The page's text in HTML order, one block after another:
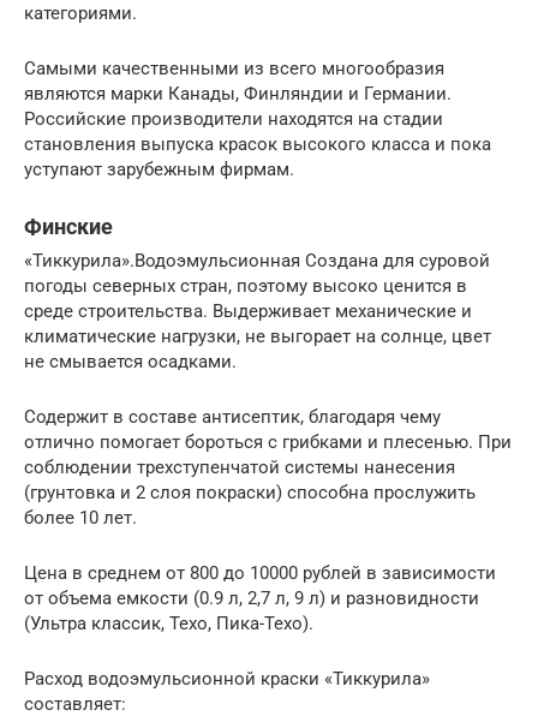
категориями.
Самыми качественными из всего многообразия
являются марки Канады, Финляндии и Германии.
Российские производители находятся на стадии
становления выпуска красок высокого класса и пока
уступают зарубежным фирмам.
Финские
«Тиккурила».Водоэмульсионная Создана для суровой
погоды северных стран, поэтому высоко ценится в
среде строительства. Выдерживает механические и
климатические нагрузки, не выгорает на солнце, цвет
не смывается осадками.
Содержит в составе антисептик, благодаря чему
отлично помогает бороться с грибками и плесенью. При
соблюдении трехступенчатой системы нанесения
(грунтовка и 2 слоя покраски) способна прослужить
более 10 лет.
Цена в среднем от 800 до 10000 рублей в зависимости
от объема емкости (0.9 л, 2,7 л, 9 л) и разновидности
(Ультра классик, Техо, Пика-Техо).
Расход водоэмульсионной краски «Тиккурила»
составляет: